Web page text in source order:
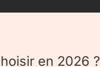
en 2026 ?